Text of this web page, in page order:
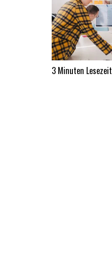
3 Minuten Lesezeit